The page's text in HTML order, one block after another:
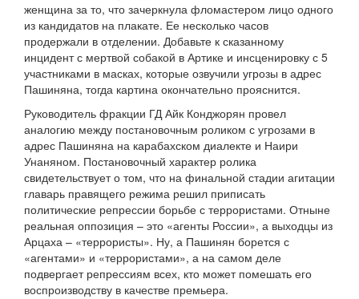
женщина за то, что зачеркнула фломастером лицо одного
из кандидатов на плакате. Ее несколько часов
продержали в отделении. Добавьте к сказанному
инцидент с мертвой собакой в Артике и инсценировку с 5
участниками в масках, которые озвучили угрозы в адрес
Пашиняна, тогда картина окончательно прояснится.
Руководитель фракции ГД Айк Конджорян провел
аналогию между постановочным роликом с угрозами в
адрес Пашиняна на карабахском диалекте и Наири
Унаняном. Постановочный характер ролика
свидетельствует о том, что на финальной стадии агитации
главарь правящего режима решил приписать
политические репрессии борьбе с террористами. Отныне
реальная оппозиция – это «агенты России», а выходцы из
Арцаха – «террористы». Ну, а Пашинян борется с
«агентами» и «террористами», а на самом деле
подвергает репрессиям всех, кто может помешать его
воспроизводству в качестве премьера.